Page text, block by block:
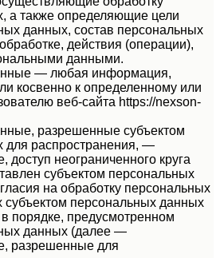
а также определяющие цели
данных, состав персональных
действия (операции),
данными.
— любая информация,
косвенно к определенному или
веб-сайта https://nexson-
разрешенные субъектом
для распространения, —
неограниченного круга
субъектом персональных
на обработку персональных
персональных данных
порядке, предусмотренном
данных (далее —
разрешенные для